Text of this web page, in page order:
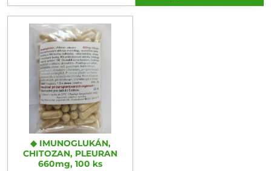
◆ IMUNOGLUKÁN,
CHITOZAN, PLEURAN
660mg, 100 ks